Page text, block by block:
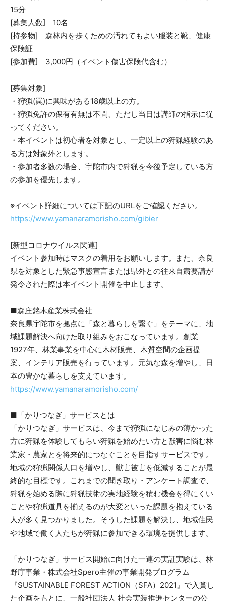
15分
[募集人数] 10名
[持参物] 森林内を歩くための汚れてもよい服装と靴、健康
保険証
[参加費] 3,000円（イベント傷害保険代含む）
[募集対象]
・狩猟(罠)に興味がある18歳以上の方。
・狩猟免許の保有有無は不問、ただし当日は講師の指示に従
ってください。
・本イベントは初心者を対象とし、一定以上の狩猟経験のあ
る方は対象外とします。
・参加者多数の場合、宇陀市内で狩猟を今後予定している方
の参加を優先します。
※イベント詳細については下記のURLをご確認ください。
https://www.yamanaramorisho.com/gibier
[新型コロナウイルス関連]
イベント参加時はマスクの着用をお願いします。また、奈良
県を対象とした緊急事態宣言または県外との往来自粛要請が
発令された際は本イベント開催を中止します。
■森庄銘木産業株式会社
奈良県宇陀市を拠点に「森と暮らしを繋ぐ」をテーマに、地
域課題解決へ向けた取り組みをおこなっています。創業
1927年、林業事業を中心に木材販売、木質空間の企画提
案、インテリア販売を行っています。元気な森を増やし、日
本の豊かな暮らしを支えています。
https://www.yamanaramorisho.com/
■「かりつなぎ」サービスとは
「かりつなぎ」サービスは、今まで狩猟になじみの薄かった
方に狩猟を体験してもらい狩猟を始めたい方と獣害に悩む林
業家・農家とを将来的につなぐことを目指すサービスです。
地域の狩猟関係人口を増やし、獣害被害を低減することが最
終的な目標です。これまでの聞き取り・アンケート調査で、
狩猟を始める際に狩猟技術の実地経験を積む機会を得にくい
ことや狩猟道具を揃えるのが大変といった課題を抱えている
人が多く見つかりました。そうした課題を解決し、地域住民
や地域で働く人たちが狩猟に参加できる環境を提供します。
「かりつなぎ」サービス開始に向けた一連の実証実験は、林
野庁事業・株式会社Spero主催の事業開発プログラム
『SUSTAINABLE FOREST ACTION（SFA）2021』で入賞し
た企画をもとに、一般社団法人 社会実装推進センターの公